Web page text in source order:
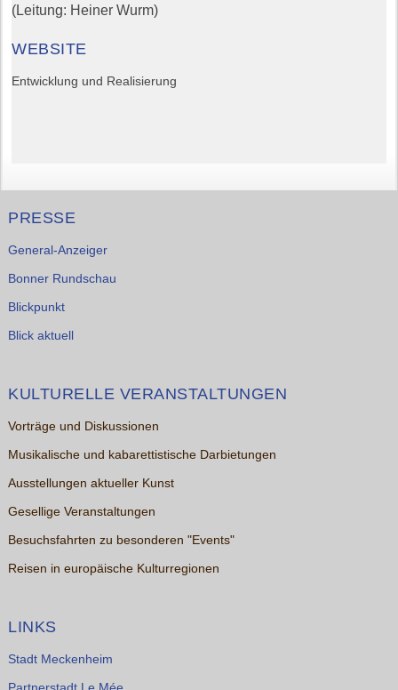
(Leitung: Heiner Wurm)
WEBSITE
Entwicklung und Realisierung
PRESSE
General-Anzeiger
Bonner Rundschau
Blickpunkt
Blick aktuell
KULTURELLE VERANSTALTUNGEN
Vorträge und Diskussionen
Musikalische und kabarettistische Darbietungen
Ausstellungen aktueller Kunst
Gesellige Veranstaltungen
Besuchsfahrten zu besonderen "Events"
Reisen in europäische Kulturregionen
LINKS
Stadt Meckenheim